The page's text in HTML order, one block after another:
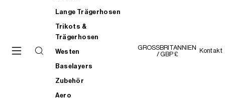
Lange Trägerhosen
Trikots &
Trägerhosen
Westen
Baselayers
Zubehör
Aero
GROSSBRITANNIEN
/ GBP £
Kontakt